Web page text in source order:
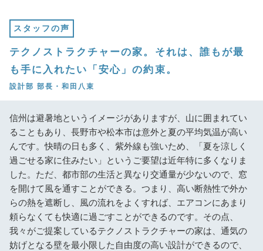
スタッフの声
テクノストラクチャーの家。それは、誰もが最
も手に入れたい「安心」の約束。
設計部 部長・和田八束
信州は避暑地というイメージがありますが、山に囲まれてい
ることもあり、長野市や松本市は意外と夏の平均気温が高い
んです。快晴の日も多く、紫外線も強いため、「夏を涼しく
過ごせる家に住みたい」というご要望は近年特に多くなりま
した。ただ、都市部の生活と異なり交通量が少ないので、窓
を開けて風を通すことができる。つまり、高い断熱性で外か
らの熱を遮断し、風の流れをよくすれば、エアコンにあまり
頼らなくても快適に過ごすことができるのです。その点、
我々がご提案しているテクノストラクチャーの家は、通気の
妨げとなる壁を最小限した自由度の高い設計ができるので、